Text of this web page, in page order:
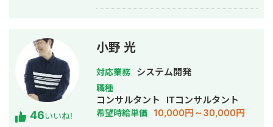
Googleのサービスを使ったら、どんな
感じに開発できるのかイメージが湧か
ないという方も大歓迎！ フワッとした
イメージでも良いので「こんなことを
したい」という内容を伝えて頂けれ
ば、その内容を実現するための方法を
具体的に提案させて頂きます。 一度ビ
46いいね!
小野 光
対応業務 システム開発
職種
コンサルタント ITコンサルタント
希望時給単価 10,000円～30,000円